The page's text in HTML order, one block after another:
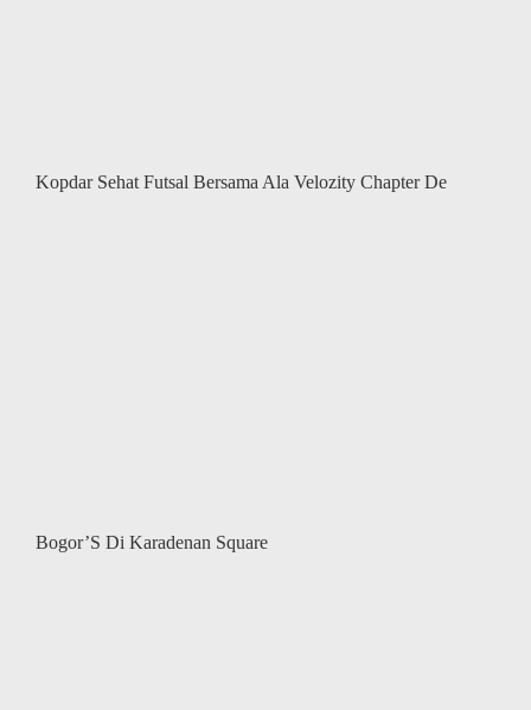
Kopdar Sehat Futsal Bersama Ala Velozity Chapter De
Bogor’S Di Karadenan Square